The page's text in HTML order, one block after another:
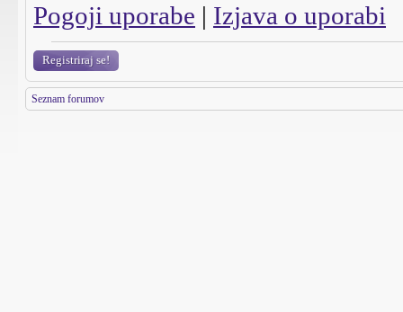
Pogoji uporabe | Izjava o uporabi
Registriraj se!
Seznam forumov